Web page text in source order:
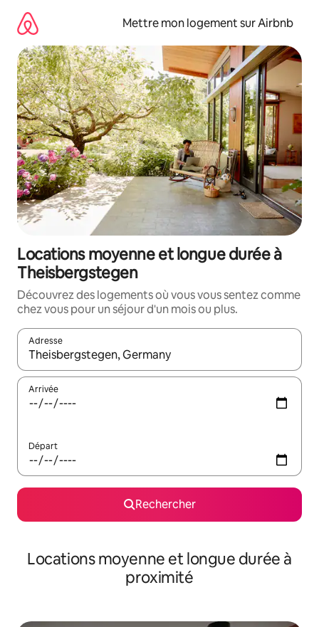
directement
contenu
Mettre mon logement sur Airbnb
Locations moyenne et longue durée à
Theisbergstegen
Découvrez des logements où vous vous sentez comme
chez vous pour un séjour d'un mois ou plus.
Adresse
Lorsque les résultats s'affichent, utilisez les flèches vers le
Arrivée
Départ
Rechercher
Locations moyenne et longue durée à
proximité